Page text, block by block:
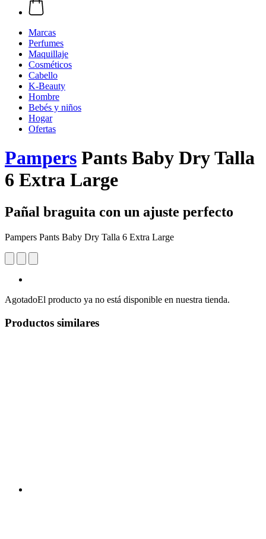
Marcas
Perfumes
Maquillaje
Cosméticos
Cabello
K-Beauty
Hombre
Bebés y niños
Hogar
Ofertas
Pampers Pants Baby Dry Talla
6 Extra Large
Pañal braguita con un ajuste perfecto
Pampers Pants Baby Dry Talla 6 Extra Large
AgotadoEl producto ya no está disponible en nuestra tienda.
Productos similares